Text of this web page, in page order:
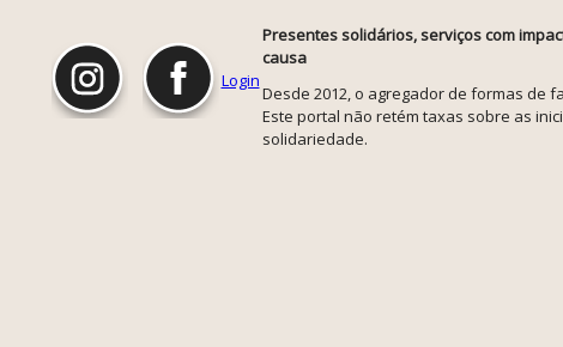
Login
Presentes solidários, serviços com
causa
Desde 2012, o agregador de formas de
Este portal não retém taxas sobre as
solidariedade.